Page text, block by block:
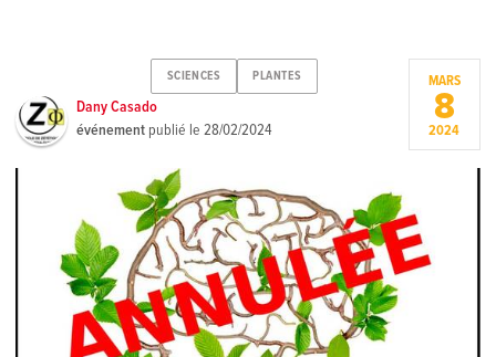
SCIENCES PLANTES
Dany Casado
événement publié le28/02/2024
MARS
8
2024